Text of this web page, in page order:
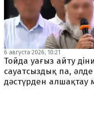
6 августа 2026, 10:21
Тойда уағыз айту діни
сауатсыздық па, әлде
дәстүрден алшақтау